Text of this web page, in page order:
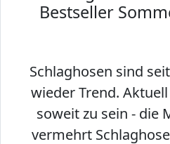
Bestseller
Schlaghosen sind
wieder Trend.
soweit zu sein - die
vermehrt